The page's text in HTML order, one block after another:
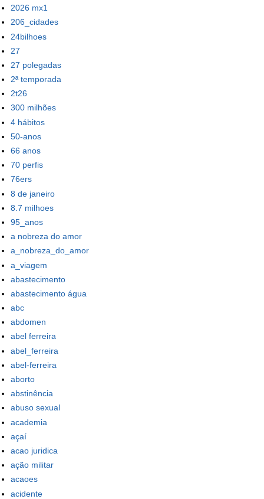
2026 mx1
206_cidades
24bilhoes
27
27 polegadas
2ª temporada
2t26
300 milhões
4 hábitos
50-anos
66 anos
70 perfis
76ers
8 de janeiro
8.7 milhoes
95_anos
a nobreza do amor
a_nobreza_do_amor
a_viagem
abastecimento
abastecimento água
abc
abdomen
abel ferreira
abel_ferreira
abel-ferreira
aborto
abstinência
abuso sexual
academia
açaí
acao juridica
ação militar
acaoes
acidente